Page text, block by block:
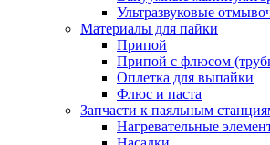
Ультразвуковые
Материалы для пайки
Припой
Припой с флюсом
Оплетка для выпайки
Флюс и паста
Запчасти к паяльным
Нагревательные